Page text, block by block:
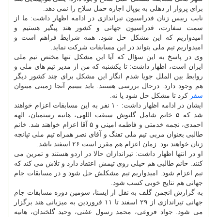
برای پرواز از دهلی به بوپال اجازه حمل سلاح را نمی دهد.
نایب رییس زنان فدراسیون تیراندازی در ادامه اظهار داشت: ما از
سمت سفارت، فدراسیون جهانی و کشور هند پیگیر هستیم و
امیدواریم که این مشکل حل شود. همه شرایط فراهم است و
امیدواریم تیم ملی بتواند در این مسابقات شرکت نماید.
وی در پاسخ به این سؤال که آیا این مشکل تنها مختص تیم ملی
ایران است، اظهار داشت: تا یکشنبه که من از مدیر تیم های ملی و
روابط بین الملل جویا شدم انگار این مشکل برای چند کشور دیگر
هم وجود دارد. درحال بررسی هستند. باید ببینیم آنجا زمینی میتوان
سفر کرد تا مشکل حل شود یا نه.
ایشان در ادامه اظهار داشت: ۱۰ نفر به این مسابقات اعزام خواهند
شد که ۵ خانم شامل گلنوش سبقت اللهی، هانیه رستمیان، الهه
احمدی، نجمه خدمتی و فاطمه امینی و ۵ آقا اعزام خواهند شد. خانم
طالبی بعنوان مربی تیم ملی تفنگ و آقای نصر همراه تیم ملی تپانچه
زنان خواهند بود. زمان اعزام هم مقرر است ۲۶ اسفند باشد.
او در انتها اظهار داشت: تیراندازان حالا در اردو هستند و تمرین می
کنند. خانم طالبی هم خیلی روی تیمش اعتقاد دارد و تلاش می کند که
تیم اعزام شود. امیدواریم تیم مشکلش حل شود و در مسابقات جام
جهانی هم نتایج خوبی کسب شود.
به گزارش انجمن گلف به نقل از ایسنا، سومین دوره مسابقات جام
جهانی تیراندازی از ۲۹ اسفند تا ۱۱ فروردین به میزبانی هند برگزار
می شود. جواد فروغی، محمد رسول عفتی، وحید گلخندان، هانیه